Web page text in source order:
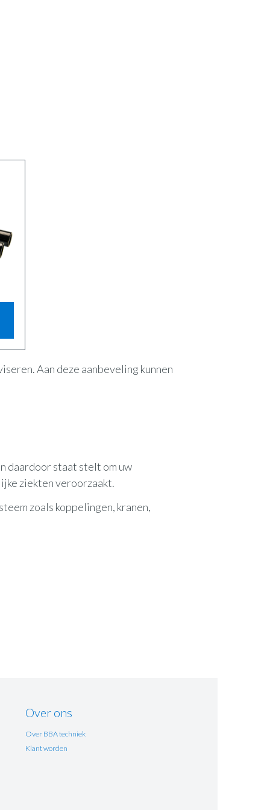
Aan deze aanbeveling kunnen
daardoor staat stelt om uw
ziekten veroorzaakt.
zoals koppelingen, kranen,
Over ons
Over BBA techniek
Klant worden